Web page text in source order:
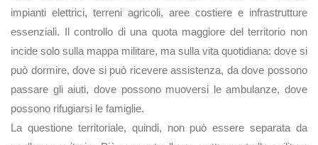
impianti elettrici, terreni agricoli, aree costiere e infrastrutture
essenziali. Il controllo di una quota maggiore del territorio non
incide solo sulla mappa militare, ma sulla vita quotidiana: dove si
può dormire, dove si può ricevere assistenza, da dove possono
passare gli aiuti, dove possono muoversi le ambulanze, dove
possono rifugiarsi le famiglie.
La questione territoriale, quindi, non può essere separata da